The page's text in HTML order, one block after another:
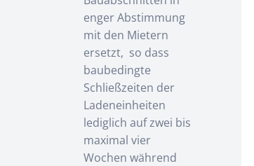
enger Abstimmung
mit den Mietern
ersetzt, so dass
baubedingte
Schließzeiten der
Ladeneinheiten
lediglich auf zwei bis
maximal vier
Wochen während